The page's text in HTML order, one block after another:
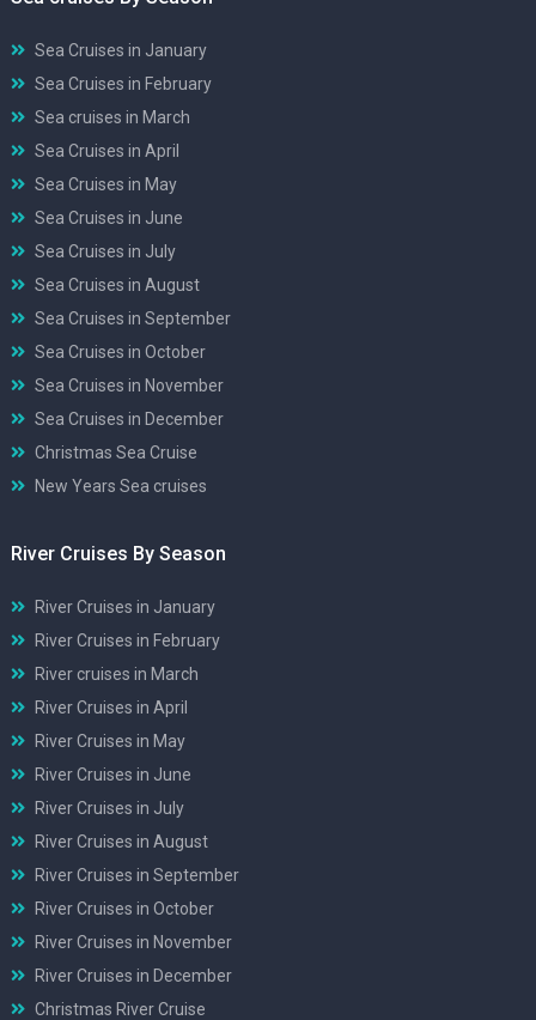
Sea Cruises in January
Sea Cruises in February
Sea cruises in March
Sea Cruises in April
Sea Cruises in May
Sea Cruises in June
Sea Cruises in July
Sea Cruises in August
Sea Cruises in September
Sea Cruises in October
Sea Cruises in November
Sea Cruises in December
Christmas Sea Cruise
New Years Sea cruises
River Cruises By Season
River Cruises in January
River Cruises in February
River cruises in March
River Cruises in April
River Cruises in May
River Cruises in June
River Cruises in July
River Cruises in August
River Cruises in September
River Cruises in October
River Cruises in November
River Cruises in December
Christmas River Cruise